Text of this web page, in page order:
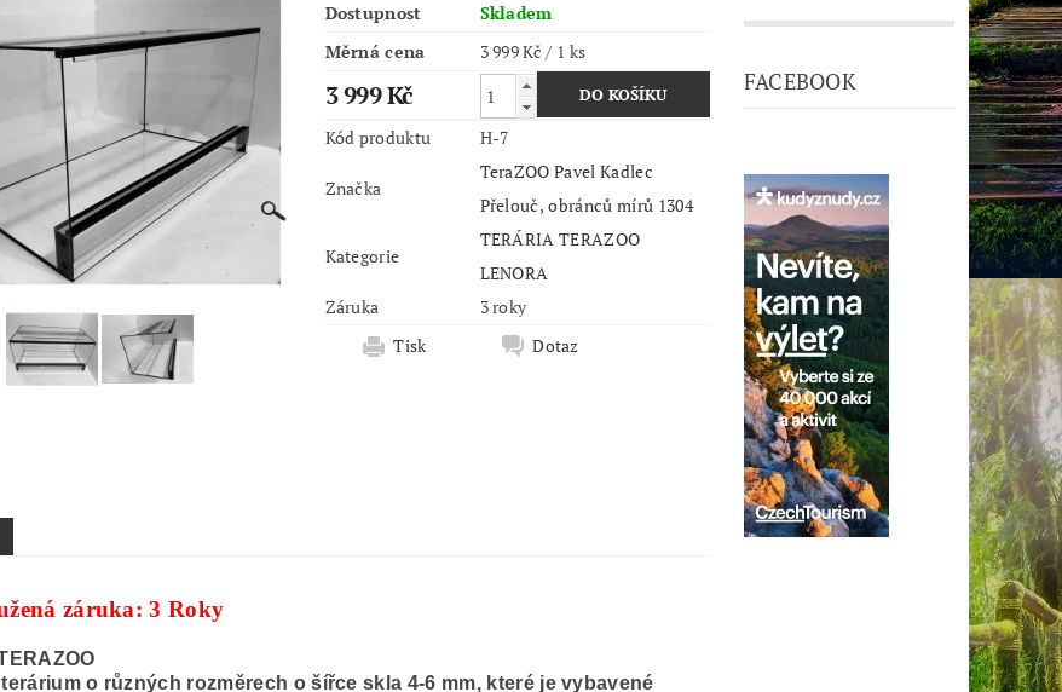
Dostupnost
Skladem
Měrná cena
3 999 Kč / 1 ks
3 999 Kč
Kód produktu H-7
Značka
TeraZOO Pavel Kadlec
Přelouč, obránců mírů 1304
Kategorie
TERÁRIA TERAZOO
LENORA
Záruka
3 roky
Tisk
Dotaz
záruka: 3 Roky
o různých rozměrech o šířce skla 4-6 mm, které je vybavené
FACEBOOK